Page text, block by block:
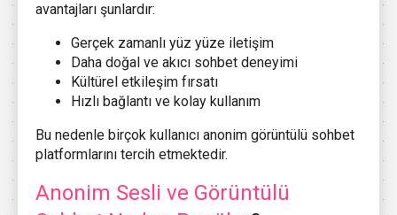
avantajları şunlardır:
Gerçek zamanlı yüz yüze iletişim
Daha doğal ve akıcı sohbet deneyimi
Kültürel etkileşim fırsatı
Hızlı bağlantı ve kolay kullanım
Bu nedenle birçok kullanıcı anonim görüntülü sohbet
platformlarını tercih etmektedir.
Anonim Sesli ve Görüntülü